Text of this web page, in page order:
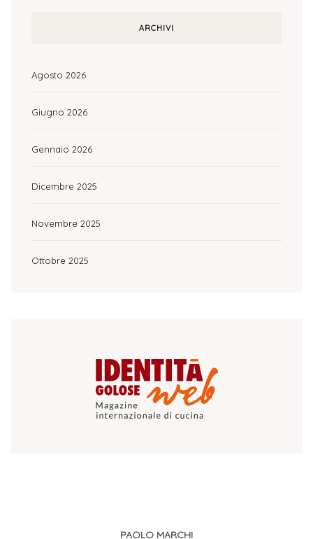
ARCHIVI
Agosto 2026
Giugno 2026
Gennaio 2026
Dicembre 2025
Novembre 2025
Ottobre 2025
PAOLO MARCHI